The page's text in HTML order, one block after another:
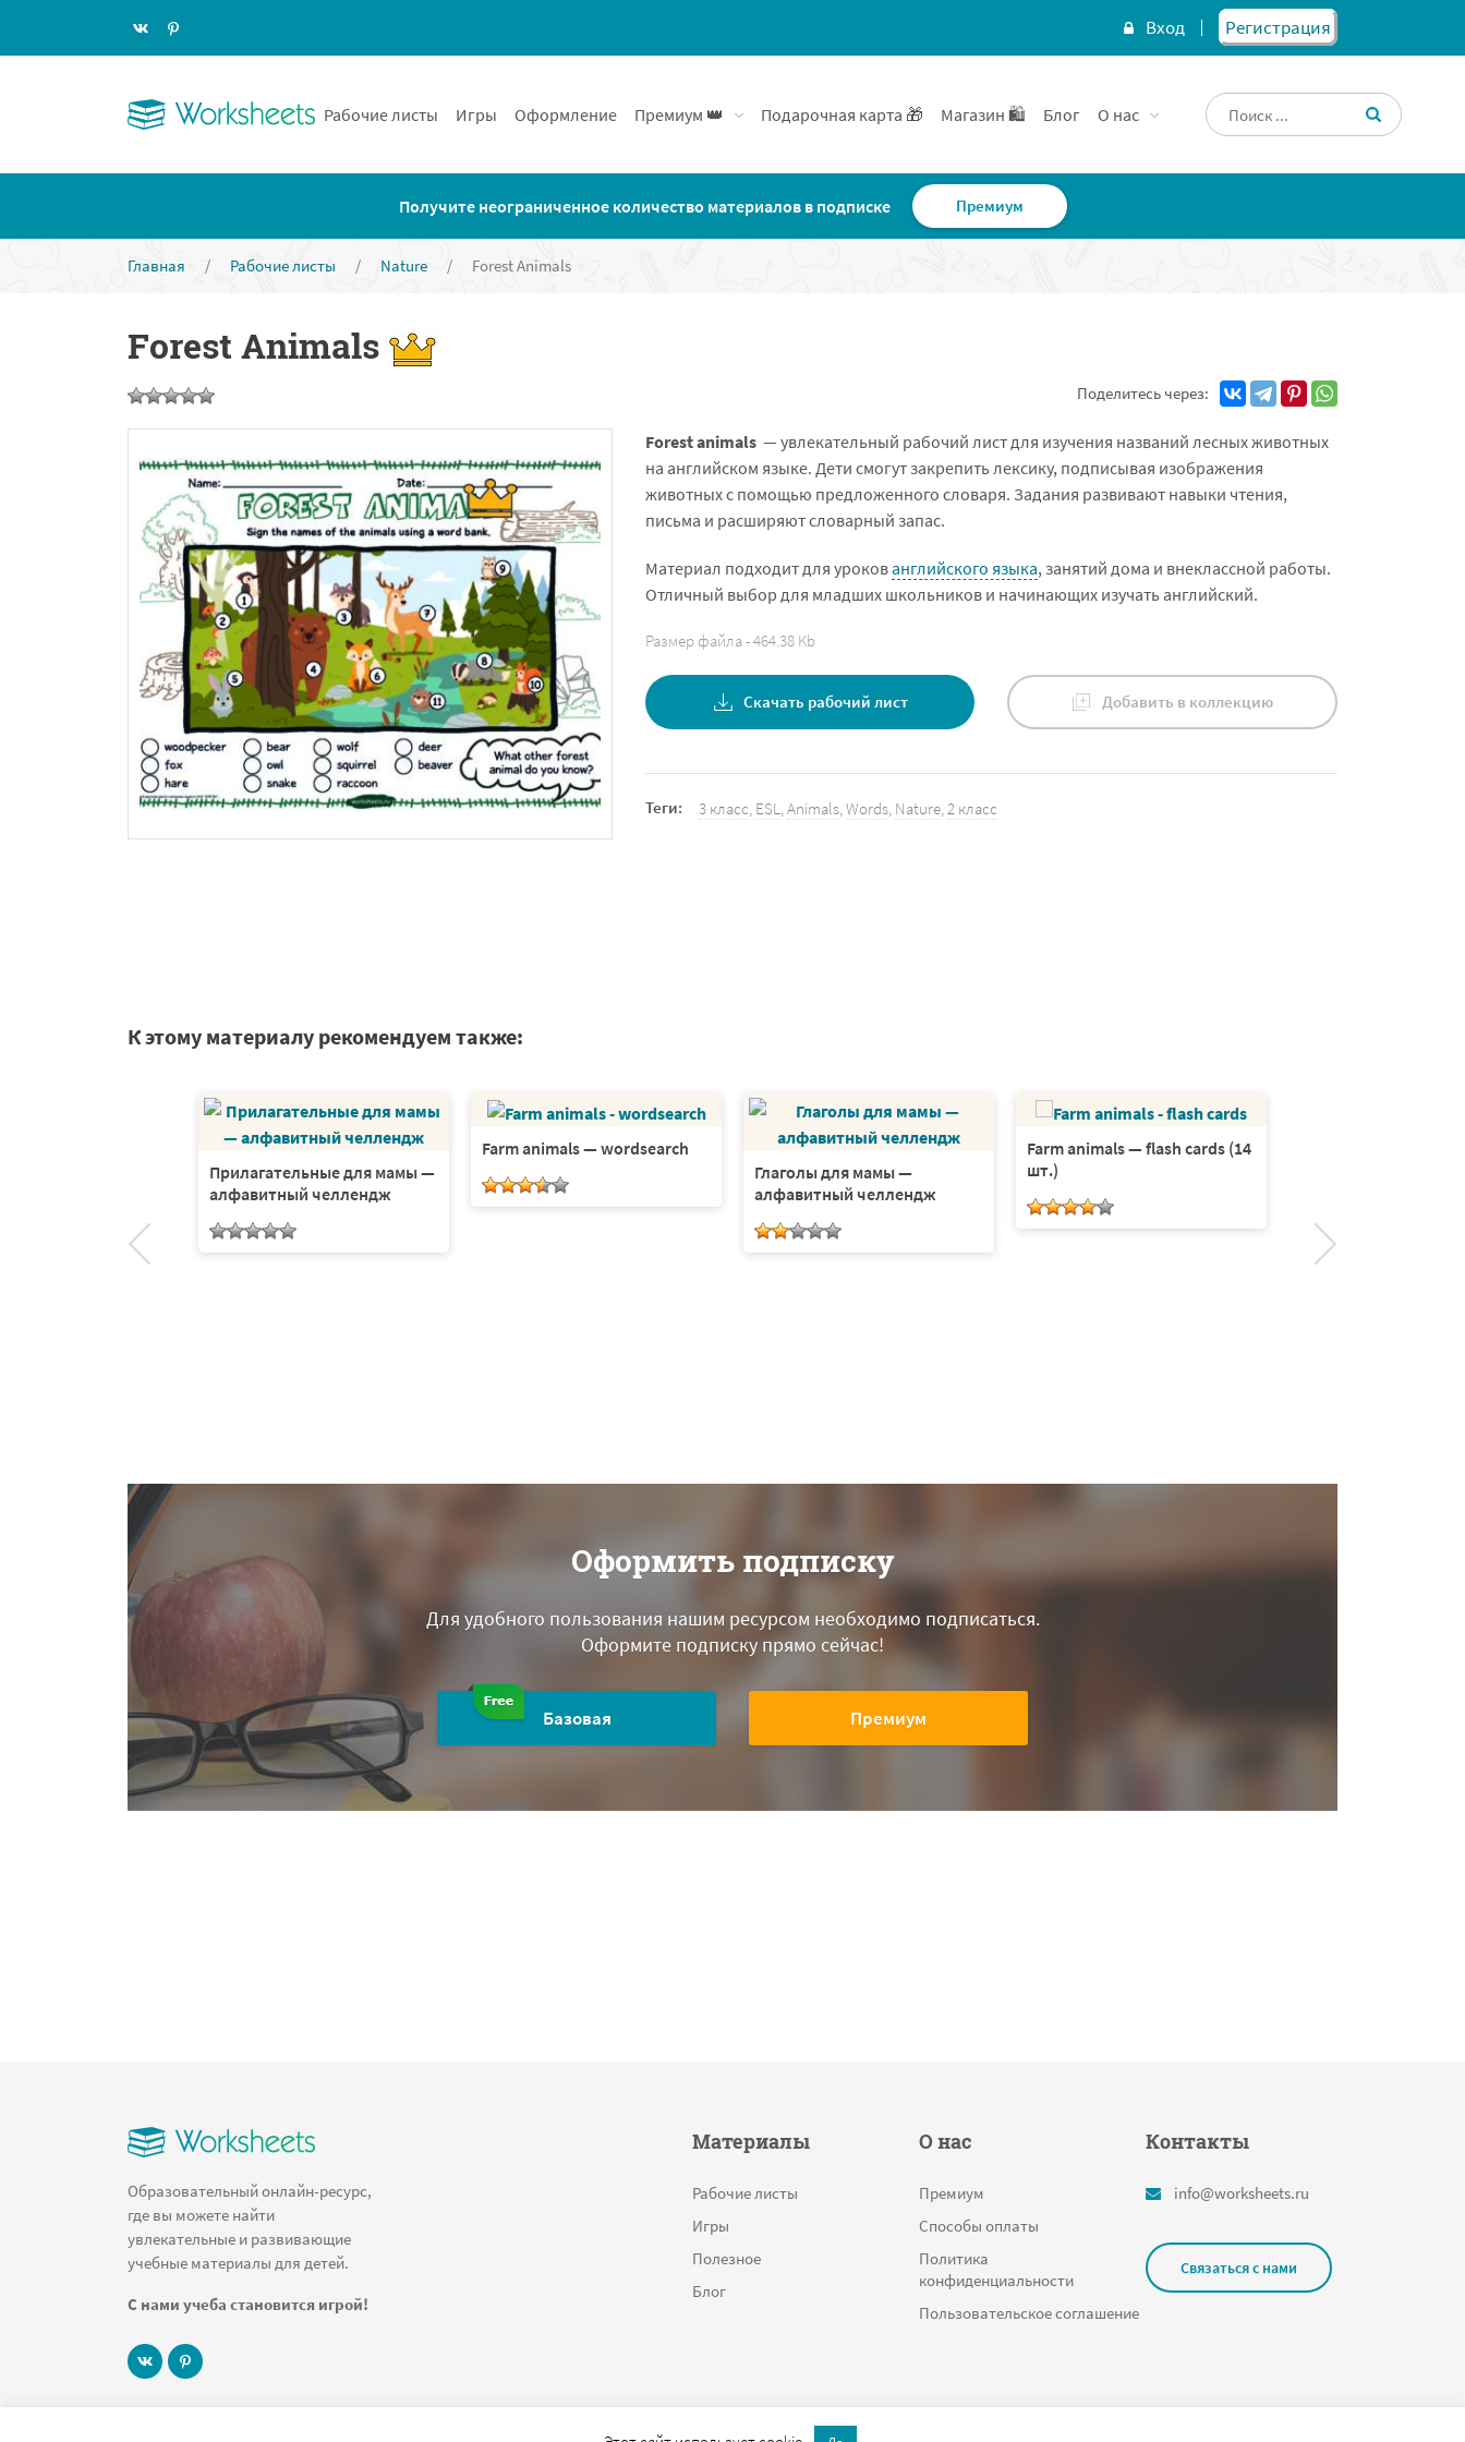
Вход Регистрация
Рабочие листы Игры Оформление Премиум 👑 Подарочная карта 🎁 Магазин 🛍️ Блог О нас
Получите неограниченное количество материалов в подписке Премиум
Главная / Рабочие листы / Nature / Forest Animals
Forest Animals
Поделитесь через:
Forest animals — увлекательный рабочий лист для изучения названий лесных животных
на английском языке. Дети смогут закрепить лексику, подписывая изображения
животных с помощью предложенного словаря. Задания развивают навыки чтения,
письма и расширяют словарный запас.
Материал подходит для урокованглийского языка, занятий дома и внеклассной работы.
Отличный выбор для младших школьников и начинающих изучать английский.
Размер файла - 464.38 Kb
Скачать рабочий лист Добавить в коллекцию
Теги: 3 класс ESL Animals Words Nature 2 класс
К этому материалу рекомендуем также:
Прилагательные для мамы —
алфавитный челлендж
Farm animals — wordsearch
Глаголы для мамы —
алфавитный челлендж
Farm animals — flash cards (14
шт.)
Оформить подписку
Для удобного пользования нашим ресурсом необходимо подписаться.
Оформите подписку прямо сейчас!
Базовая Премиум
Образовательный онлайн-ресурс,
где вы можете найти
увлекательные и развивающие
учебные материалы для детей.
С нами учеба становится игрой!
Материалы
Рабочие листы
Игры
Полезное
Блог
О нас
Премиум
Способы оплаты
Политика
конфиденциальности
Пользовательское соглашение
Контакты
info@worksheets.ru
Связаться с нами